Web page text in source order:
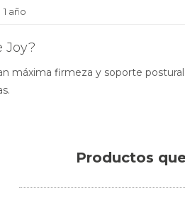
1 año
Joy?
máxima firmeza y soporte
Productos